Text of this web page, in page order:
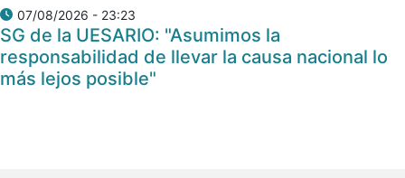
07/08/2026 - 23:23
SG de la UESARIO: "Asumimos la
responsabilidad de llevar la causa nacional lo
más lejos posible"